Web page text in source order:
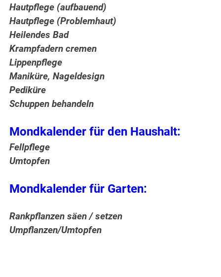
Hautpflege (aufbauend)
Hautpflege (Problemhaut)
Heilendes Bad
Krampfadern cremen
Lippenpflege
Maniküre, Nageldesign
Pediküre
Schuppen behandeln
Mondkalender für den Haushalt:
Fellpflege
Umtopfen
Mondkalender für Garten:
Rankpflanzen säen / setzen
Umpflanzen/Umtopfen